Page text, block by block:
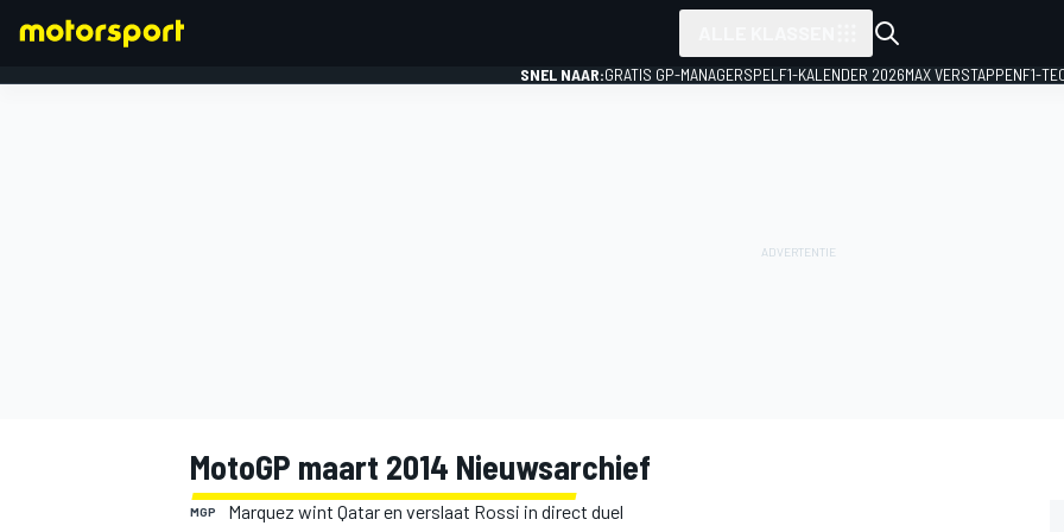
SNEL NAAR:GRATIS GP-MANAGERSPEL F1-KALENDER 2026MAX VERSTAPPENF1-
MotoGP maart 2014 Nieuwsarchief
MGP Marquez wint Qatar en verslaat Rossi in direct duel